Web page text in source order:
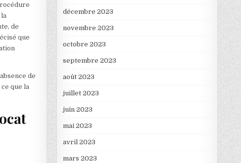
de
que
de
que la
décembre 2023
novembre 2023
octobre 2023
septembre 2023
août 2023
juillet 2023
juin 2023
mai 2023
avril 2023
mars 2023